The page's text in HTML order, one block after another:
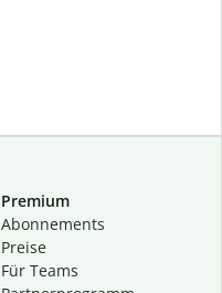
Premium
Abon­ne­ments
Preise
Für Teams